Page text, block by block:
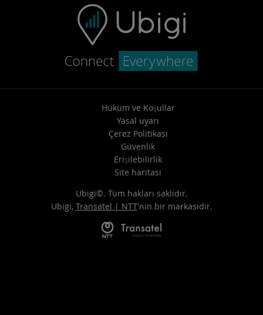
Hüküm ve Koşullar
Yasal uyarı
Çerez Politikası
Güvenlik
Erişilebilirlik
Site haritasi
Ubigi©. Tüm hakları saklıdır.
Ubigi, Transatel | NTT'nin bir markasıdır.